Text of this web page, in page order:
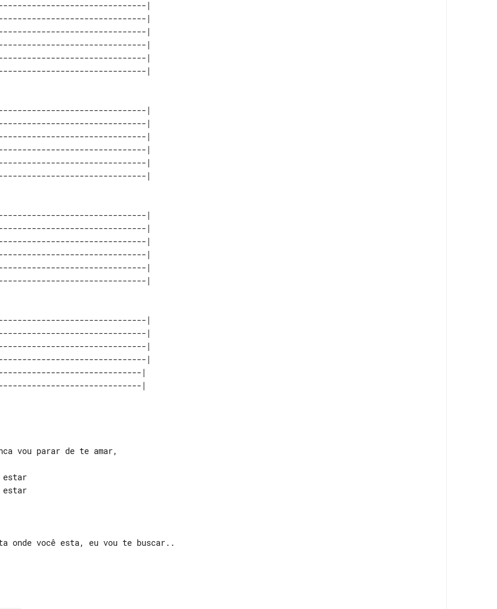
|
|
|
|
|
|
|
|
|
|
|
|
|
|
|
|
|
|
|
|
vou parar de te amar,
estar
estar
onde você esta, eu vou te buscar..